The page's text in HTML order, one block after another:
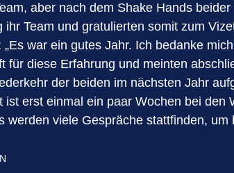
aber nach dem Shake Hands
ihr Team und gratulierten somit zum
war ein gutes Jahr. Ich bedanke
für diese Erfahrung und meinten
der beiden im nächsten Jahr
ist erst einmal ein paar Wochen bei
werden viele Gespräche stattfinden,